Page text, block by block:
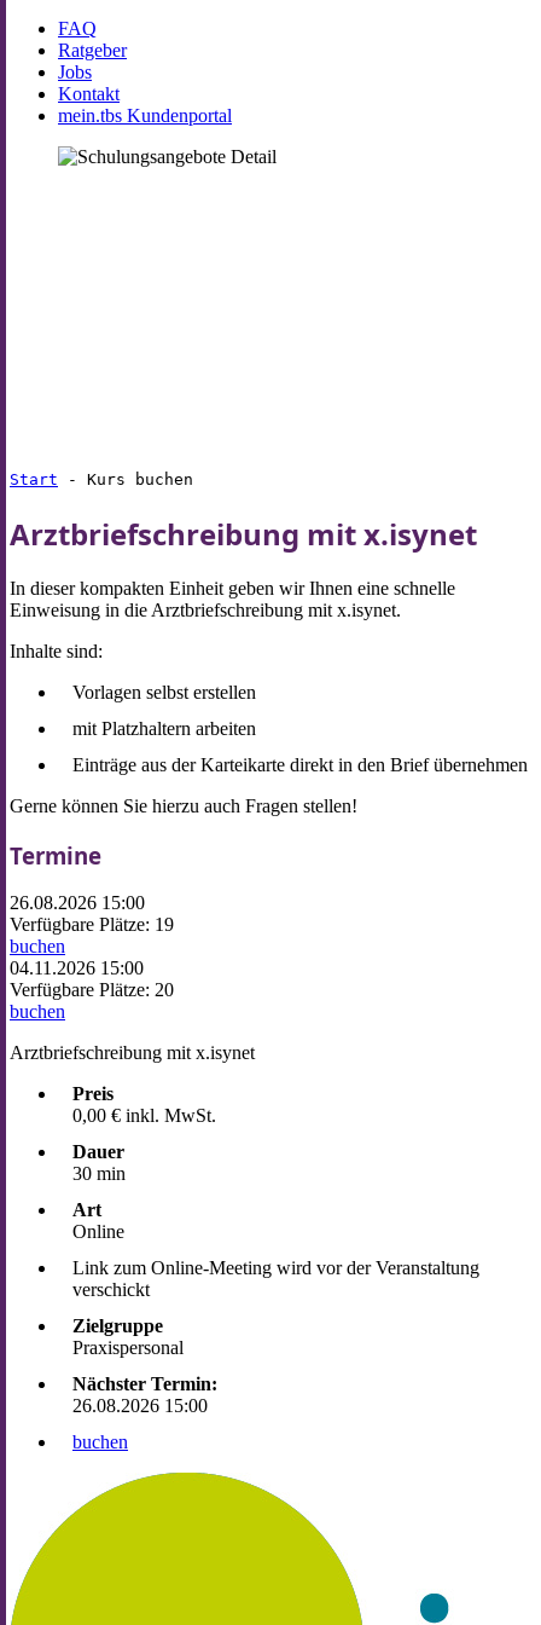
FAQ
Ratgeber
Jobs
Kontakt
mein.tbs Kundenportal
Start - Kurs buchen
Arztbriefschreibung mit x.isynet
In dieser kompakten Einheit geben wir Ihnen eine schnelle
Einweisung in die Arztbriefschreibung mit x.isynet.
Inhalte sind:
Vorlagen selbst erstellen
mit Platzhaltern arbeiten
Einträge aus der Karteikarte direkt in den Brief übernehmen
Gerne können Sie hierzu auch Fragen stellen!
Termine
26.08.2026 15:00
Verfügbare Plätze: 19
buchen
04.11.2026 15:00
Verfügbare Plätze: 20
buchen
Arztbriefschreibung mit x.isynet
Preis
0,00 € inkl. MwSt.
Dauer
30 min
Art
Online
Link zum Online-Meeting wird vor der Veranstaltung
verschickt
Zielgruppe
Praxispersonal
Nächster Termin:
26.08.2026 15:00
buchen